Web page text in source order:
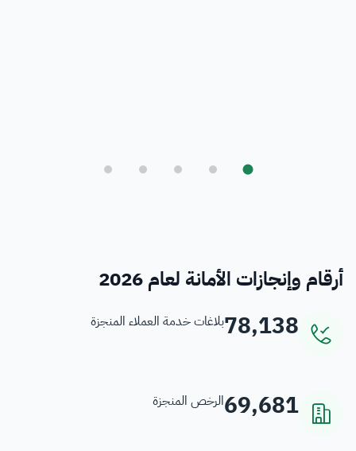
أرقام وإنجازات الأمانة لعام 2026
78,138بلاغات خدمة العملاء المنجزة
69,681الرخص المنجزة